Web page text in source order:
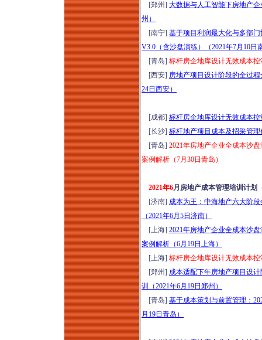
[郑州] 大数据与人工智能下房地产
州）
[南宁] 基于项目利润最大化与多部
V3.0（含沙盘演练）（2021年7月10日
[青岛] 标杆房企地库设计无效成本
[西安] 房地产项目设计阶段的全过
24日西安）
[成都] 标杆房企地库设计无效成本
[长沙] 标杆地产项目成本及招采管
[青岛] 2021年房地产企业全成本沙
案例解析（7月30日青岛）
2021年6月房地产成本管理培训计划
[济南] 成本为王：中海地产六大阶
（2021年6月5日济南）
[上海] 2021年房地产企业全成本沙
案例解析（6月19日上海）
[上海] 标杆房企地库设计无效成本
[郑州] 成本适配下年房地产项目设
训（2021年6月19日郑州）
[青岛] 基于成本策划与前置管理：
月19日青岛）